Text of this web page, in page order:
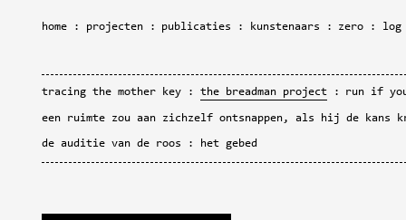
home projecten publicaties kunstenaars zero log
tracing the mother key the breadman project run if
een ruimte zou aan zichzelf ontsnappen, als hij de kans
de auditie van de roos het gebed